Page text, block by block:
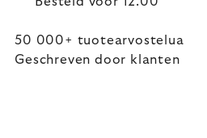
50 000+ tuotearvostelua
Geschreven door klanten